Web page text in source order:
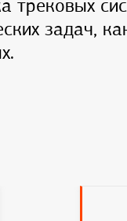
трековых
задач,